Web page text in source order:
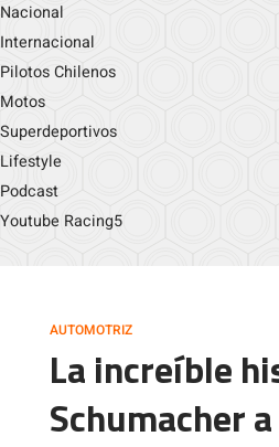
Nacional
Internacional
Pilotos Chilenos
Motos
Superdeportivos
Lifestyle
Podcast
Youtube Racing5
AUTOMOTRIZ
La increíble
Schumacher